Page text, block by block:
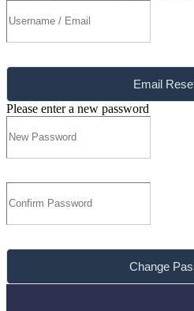
Email
Please enter a new password
Change